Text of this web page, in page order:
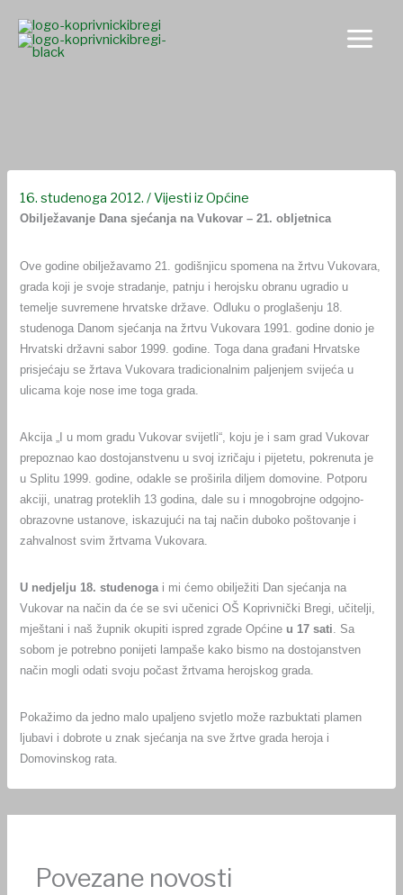
content
16. studenoga 2012./Vijesti iz Općine
Obilježavanje Dana sjećanja na Vukovar – 21. obljetnica
Ove godine obilježavamo 21. godišnjicu spomena na žrtvu Vukovara,
grada koji je svoje stradanje, patnju i herojsku obranu ugradio u
temelje suvremene hrvatske države. Odluku o proglašenju 18.
studenoga Danom sjećanja na žrtvu Vukovara 1991. godine donio je
Hrvatski državni sabor 1999. godine. Toga dana građani Hrvatske
prisjećaju se žrtava Vukovara tradicionalnim paljenjem svijeća u
ulicama koje nose ime toga grada.
Akcija „I u mom gradu Vukovar svijetli“, koju je i sam grad Vukovar
prepoznao kao dostojanstvenu u svoj izričaju i pijetetu, pokrenuta je
u Splitu 1999. godine, odakle se proširila diljem domovine. Potporu
akciji, unatrag proteklih 13 godina, dale su i mnogobrojne odgojno-
obrazovne ustanove, iskazujući na taj način duboko poštovanje i
zahvalnost svim žrtvama Vukovara.
U nedjelju 18. studenoga i mi ćemo obilježiti Dan sjećanja na
Vukovar na način da će se svi učenici OŠ Koprivnički Bregi, učitelji,
mještani i naš župnik okupiti ispred zgrade Općineu 17 sati . Sa
sobom je potrebno ponijeti lampaše kako bismo na dostojanstven
način mogli odati svoju počast žrtvama herojskog grada.
Pokažimo da jedno malo upaljeno svjetlo može razbuktati plamen
ljubavi i dobrote u znak sjećanja na sve žrtve grada heroja i
Domovinskog rata.
Povezane novosti